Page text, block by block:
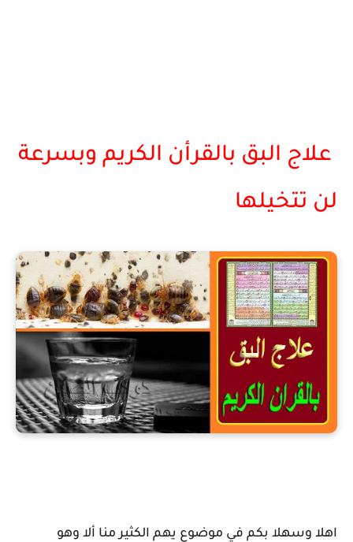
علاج البق بالقرأن الكريم وبسرعة
لن تتخيلها
اهلا وسهلا بكم في موضوع يهم الكثير منا ألا وهو